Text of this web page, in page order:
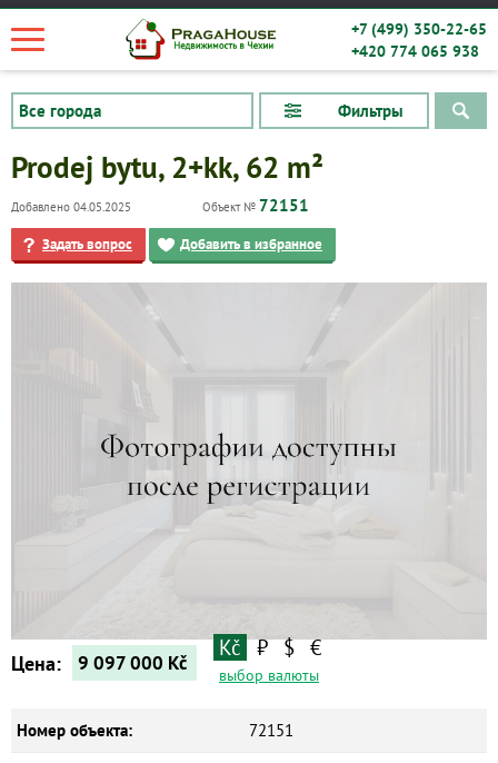
+7 (499) 350-22-65
+420 774 065 938
Фильтры
Квартиры
Prodej bytu, 2+kk, 62 m²
Добавлено 04.05.2025 Объект № 72151
Задать вопрос Добавить в избранное
Цена: 9 097 000 Kč
Kč ₽ $ €
выбор валюты
Номер объекта: 72151